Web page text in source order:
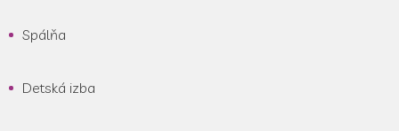
Spálňa
Detská izba